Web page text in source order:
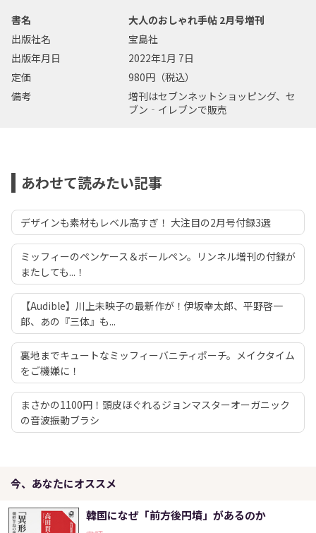
書名
大人のおしゃれ手帖 2月号増刊
出版社名
宝島社
出版年月日
2022年1月 7日
定価
980円（税込）
備考
増刊はセブンネットショッピング、セ
ブン‐イレブンで販売
あわせて読みたい記事
デザインも素材もレベル高すぎ！ 大注目の2月号付録3選
ミッフィーのペンケース＆ボールペン。リンネル増刊の付録が
またしても...！
【Audible】川上未映子の最新作が！伊坂幸太郎、平野啓一
郎、あの『三体』も...
裏地までキュートなミッフィーバニティポーチ。メイクタイム
をご機嫌に！
まさかの1100円！頭皮ほぐれるジョンマスターオーガニック
の音波振動ブラシ
今、あなたにオススメ
韓国になぜ「前方後円墳」があるのか